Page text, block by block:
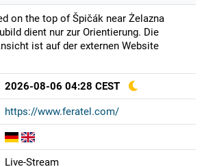
on the top of Špičák near Żelazna
dient nur zur Orientierung. Die
ist auf der externen Website
2026-08-06 04:28 CEST
https://www.feratel.com/
Live-Stream